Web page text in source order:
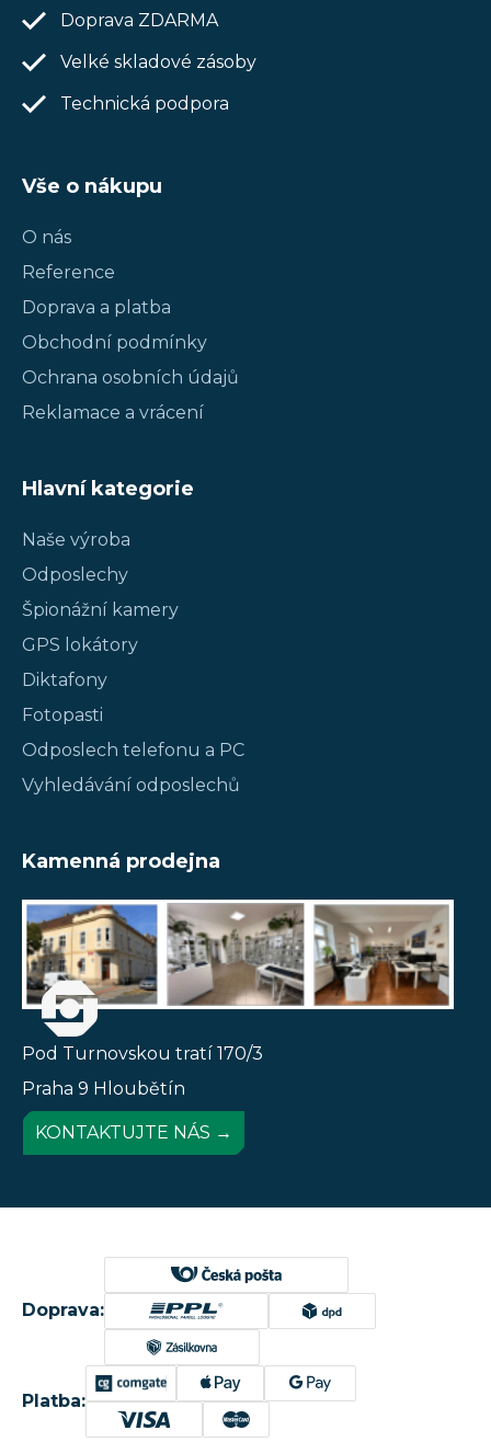
Doprava ZDARMA
Velké skladové zásoby
Technická podpora
Vše o nákupu
O nás
Reference
Doprava a platba
Obchodní podmínky
Ochrana osobních údajů
Reklamace a vrácení
Hlavní kategorie
Naše výroba
Odposlechy
Špionážní kamery
GPS lokátory
Diktafony
Fotopasti
Odposlech telefonu a PC
Vyhledávání odposlechů
Kamenná prodejna
Pod Turnovskou tratí 170/3
Praha 9 Hloubětín
KONTAKTUJTE NÁS →
Doprava:
Platba: